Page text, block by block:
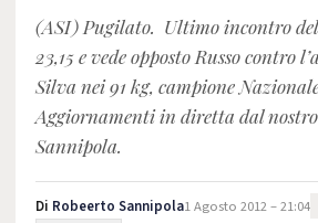
(ASI) Pugilato. Ultimo incontro
23,15 e vede opposto Russo contro
Silva nei 91 kg, campione
Aggiornamenti in diretta dal
Sannipola.
Di Robeerto Sannipola1 Agosto 2012 – 21:04